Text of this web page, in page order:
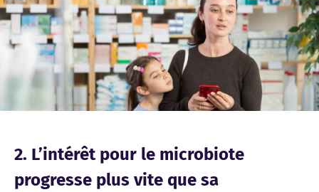
2. L’intérêt pour le microbiote
progresse plus vite que sa